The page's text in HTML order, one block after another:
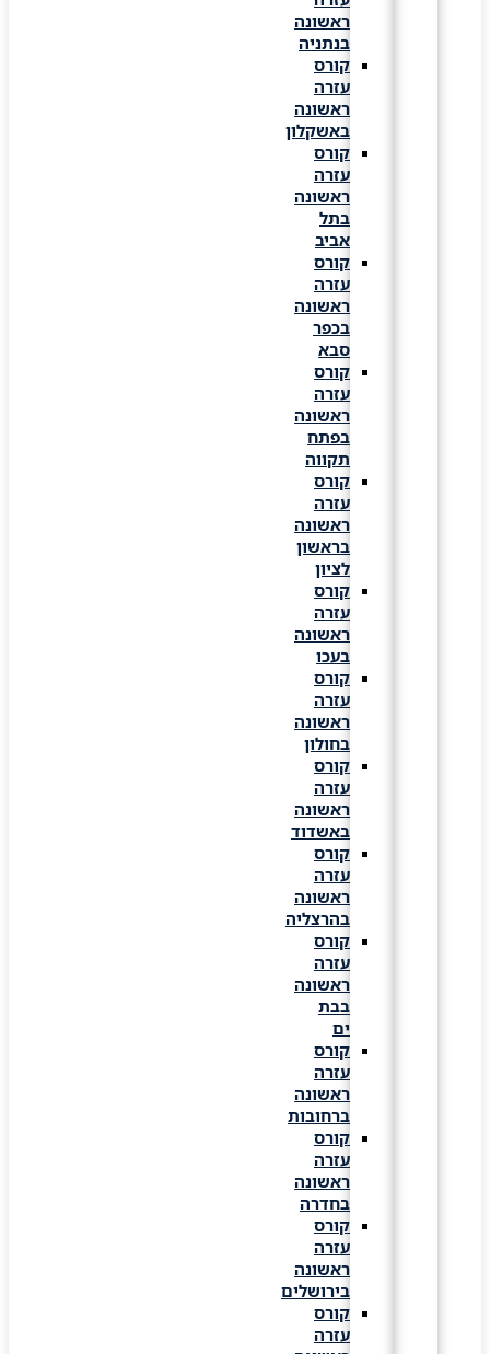
ראשונה
בנתניה
קורס
עזרה
ראשונה
באשקלון
קורס
עזרה
ראשונה
קורס
עזרה
ראשונה
בכפר
קורס
עזרה
ראשונה
בפתח
תקווה
קורס
עזרה
ראשונה
בראשון
קורס
עזרה
ראשונה
קורס
עזרה
ראשונה
בחולון
קורס
עזרה
ראשונה
באשדוד
קורס
עזרה
ראשונה
בהרצליה
קורס
עזרה
ראשונה
קורס
עזרה
ראשונה
ברחובות
קורס
עזרה
ראשונה
בחדרה
קורס
עזרה
ראשונה
בירושלים
קורס
עזרה